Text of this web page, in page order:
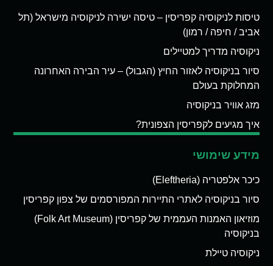
טיסות לניקוסיה קפריסין – טיסה ישירה לניקוסיה מישראל (תל
אביב / חיפה / רמון)
ניקוסיה מדריך למטיילים
סיור בניקוסיה לאזור החיץ (הגבול) – עיר הבירה האחרונה
המחלוקת בעולם
מזג אוויר בניקוסיה
איך מגיעים לקפריסין הצפונית?
מידע שימושי
כיכר אלפטריה (Eleftheria)
סיור בניקוסיה לאתרי התיירות המפורסמים של צפון קפריסין
מוזיאון האמנות העממית של קפריסין (Folk Art Museum)
בניקוסיה
ניקוסיה טיילת